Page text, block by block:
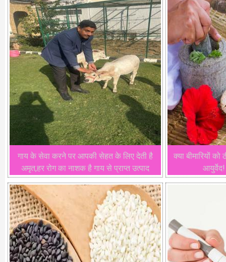
गाय के सेवा करने पर आपकी सेहत के लिए देती है
अमृत,हर रोग का नाशक है गाय से प्राप्त उत्पाद
क्या बीमारियों